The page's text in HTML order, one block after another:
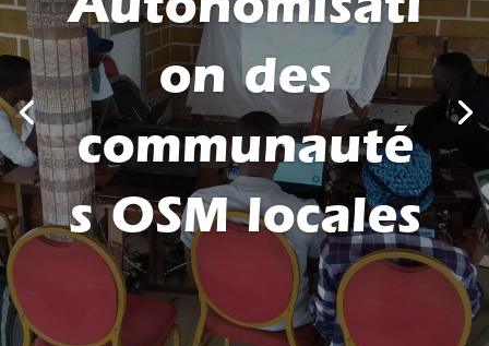
Autonomisati
on des
communauté
s OSM locales